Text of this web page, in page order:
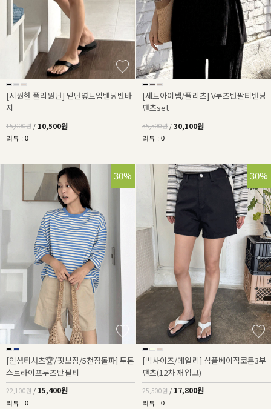
[시원한 폴리원단] 밑단옆트임밴딩반바
지
15,000원 / 10,500원
리뷰 : 0
[세트아이템/플리츠] V루즈반팔티밴딩
팬츠set
35,500원 / 30,100원
리뷰 : 0
30%
[인생티셔츠🏆/핏보장/5천장돌파] 투톤
스트라이프루즈반팔티
22,100원 / 15,400원
리뷰 : 0
30%
[빅사이즈/데일리] 심플베이직코튼3부
팬츠(12차 재입고)
25,500원 / 17,800원
리뷰 : 0